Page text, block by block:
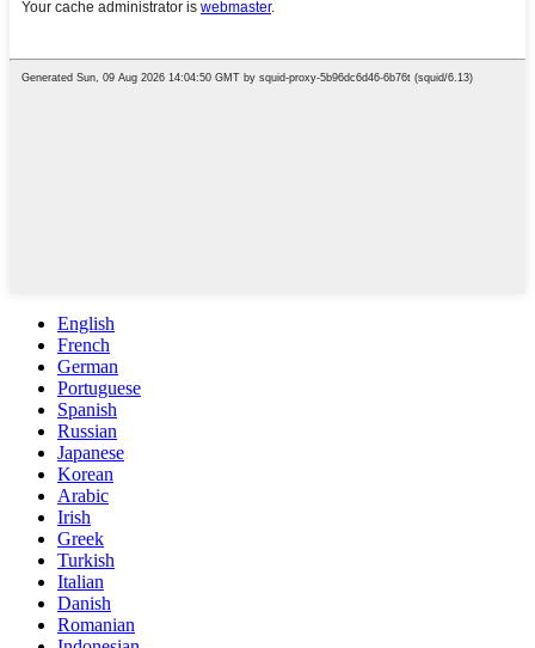
English
French
German
Portuguese
Spanish
Russian
Japanese
Korean
Arabic
Irish
Greek
Turkish
Italian
Danish
Romanian